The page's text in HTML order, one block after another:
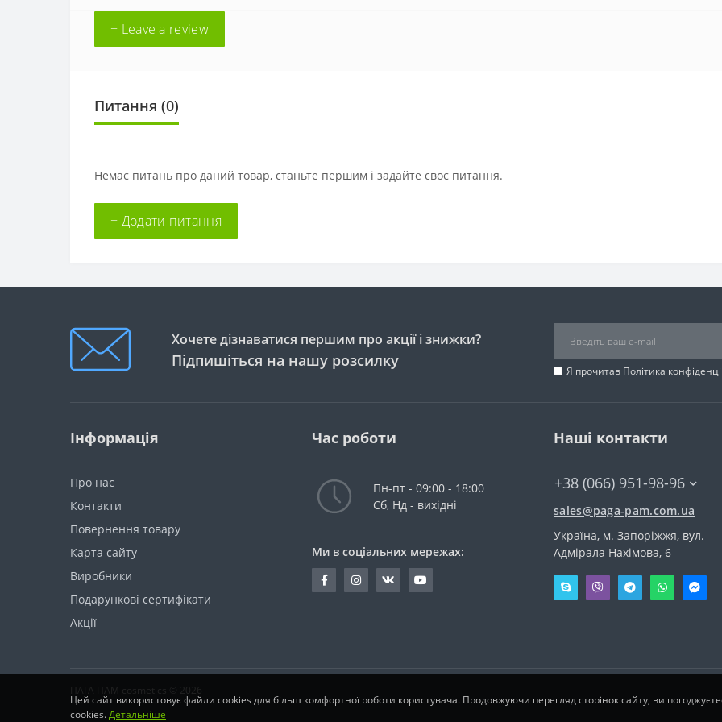
+ Leave a review
Питання (0)
Немає питань про даний товар, станьте першим і задайте своє питання.
+ Додати питання
Хочете дізнаватися першим про акції і знижки?
Підпишіться на нашу розсилку
Я прочитав Політика
Інформація
Про нас
Контакти
Повернення товару
Карта сайту
Виробники
Подарункові сертифікати
Акції
Час роботи
Пн-пт - 09:00 - 18:00
Сб, Нд - вихідні
Ми в соціальних мережах:
Наші контакти
+38 (066) 951-98-96
sales@paga-pam.com.ua
Україна, м. Запоріжжя, вул.
Адмірала Нахімова, 6
ПАГА ПАМ cosmetics © 2026
Цей сайт використовує файли cookies для більш комфортної роботи користувача. Продовжуючи перегляд сторінок сайту, ви
cookies.Детальніше